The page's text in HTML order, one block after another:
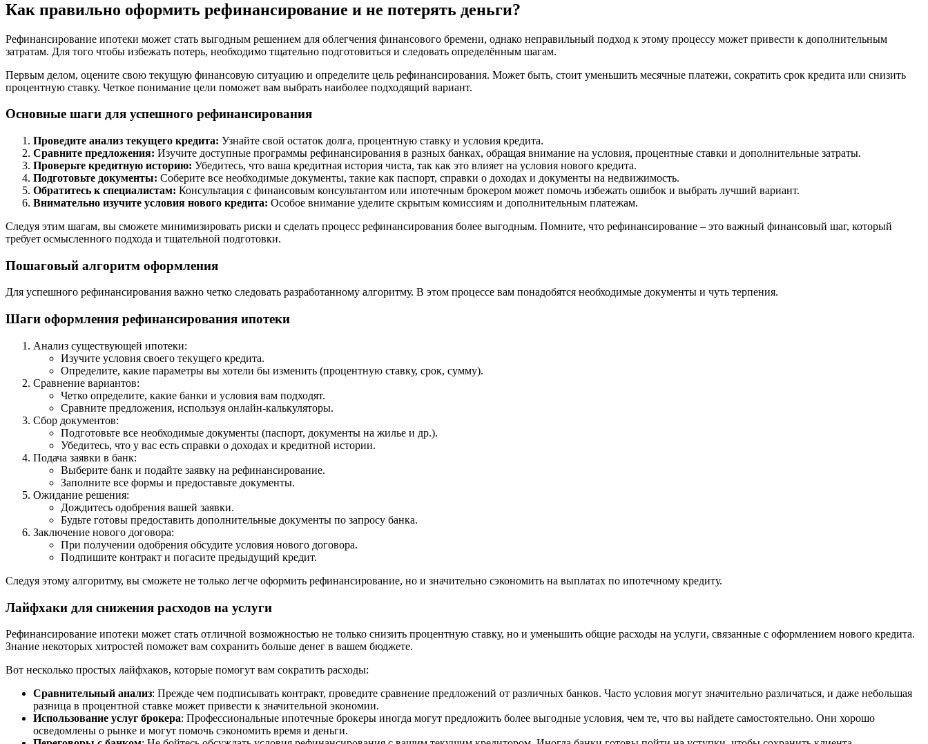
Как правильно оформить рефинансирование и не потерять деньги?
Рефинансирование ипотеки может стать выгодным решением для облегчения финансового бремени, однако неправильный подход к этому процессу может привести к дополнительным
затратам. Для того чтобы избежать потерь, необходимо тщательно подготовиться и следовать определённым шагам.
Первым делом, оцените свою текущую финансовую ситуацию и определите цель рефинансирования. Может быть, стоит уменьшить месячные платежи, сократить срок кредита или снизить
процентную ставку. Четкое понимание цели поможет вам выбрать наиболее подходящий вариант.
Основные шаги для успешного рефинансирования
Проведите анализ текущего кредита: Узнайте свой остаток долга, процентную ставку и условия кредита.
Сравните предложения: Изучите доступные программы рефинансирования в разных банках, обращая внимание на условия, процентные ставки и дополнительные затраты.
Проверьте кредитную историю: Убедитесь, что ваша кредитная история чиста, так как это влияет на условия нового кредита.
Подготовьте документы: Соберите все необходимые документы, такие как паспорт, справки о доходах и документы на недвижимость.
Обратитесь к специалистам: Консультация с финансовым консультантом или ипотечным брокером может помочь избежать ошибок и выбрать лучший вариант.
Внимательно изучите условия нового кредита: Особое внимание уделите скрытым комиссиям и дополнительным платежам.
Следуя этим шагам, вы сможете минимизировать риски и сделать процесс рефинансирования более выгодным. Помните, что рефинансирование – это важный финансовый шаг, который
требует осмысленного подхода и тщательной подготовки.
Пошаговый алгоритм оформления
Для успешного рефинансирования важно четко следовать разработанному алгоритму. В этом процессе вам понадобятся необходимые документы и чуть терпения.
Шаги оформления рефинансирования ипотеки
Анализ существующей ипотеки:
Изучите условия своего текущего кредита.
Определите, какие параметры вы хотели бы изменить (процентную ставку, срок, сумму).
Сравнение вариантов:
Четко определите, какие банки и условия вам подходят.
Сравните предложения, используя онлайн-калькуляторы.
Сбор документов:
Подготовьте все необходимые документы (паспорт, документы на жилье и др.).
Убедитесь, что у вас есть справки о доходах и кредитной истории.
Подача заявки в банк:
Выберите банк и подайте заявку на рефинансирование.
Заполните все формы и предоставьте документы.
Ожидание решения:
Дождитесь одобрения вашей заявки.
Будьте готовы предоставить дополнительные документы по запросу банка.
Заключение нового договора:
При получении одобрения обсудите условия нового договора.
Подпишите контракт и погасите предыдущий кредит.
Следуя этому алгоритму, вы сможете не только легче оформить рефинансирование, но и значительно сэкономить на выплатах по ипотечному кредиту.
Лайфхаки для снижения расходов на услуги
Рефинансирование ипотеки может стать отличной возможностью не только снизить процентную ставку, но и уменьшить общие расходы на услуги, связанные с оформлением нового кредита.
Знание некоторых хитростей поможет вам сохранить больше денег в вашем бюджете.
Вот несколько простых лайфхаков, которые помогут вам сократить расходы:
Сравнительный анализ: Прежде чем подписывать контракт, проведите сравнение предложений от различных банков. Часто условия могут значительно различаться, и даже небольшая
разница в процентной ставке может привести к значительной экономии.
Использование услуг брокера: Профессиональные ипотечные брокеры иногда могут предложить более выгодные условия, чем те, что вы найдете самостоятельно. Они хорошо
осведомлены о рынке и могут помочь сэкономить время и деньги.